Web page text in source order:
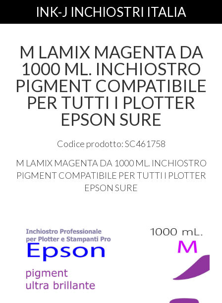
INK-J INCHIOSTRI ITALIA
M LAMIX MAGENTA DA
1000 ML. INCHIOSTRO
PIGMENT COMPATIBILE
PER TUTTI I PLOTTER
EPSON SURE
Codice prodotto: SC461758
M LAMIX MAGENTA DA 1000 ML. INCHIOSTRO
PIGMENT COMPATIBILE PER TUTTI I PLOTTER
EPSON SURE